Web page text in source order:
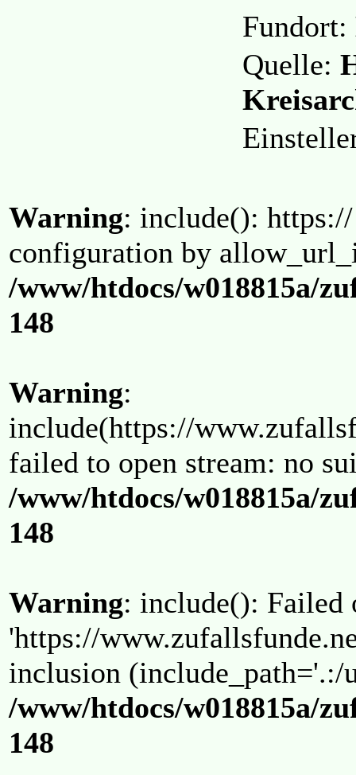
Fundort:
Quelle:
Warning: include():
configuration by
/www/htdocs/w018815a/
148
Warning:
include(https://
failed to open stream: no
/www/htdocs/w018815a/
148
Warning: include(): Failed
'https://
inclusion (include_path='.:/
/www/htdocs/w018815a/
148